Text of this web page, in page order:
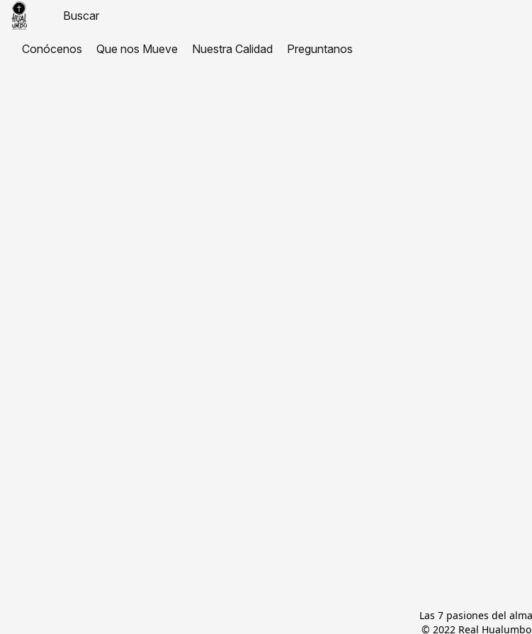
Conócenos Que nos Mueve Nuestra Calidad Preguntanos
© 2022 Real Hualumbo